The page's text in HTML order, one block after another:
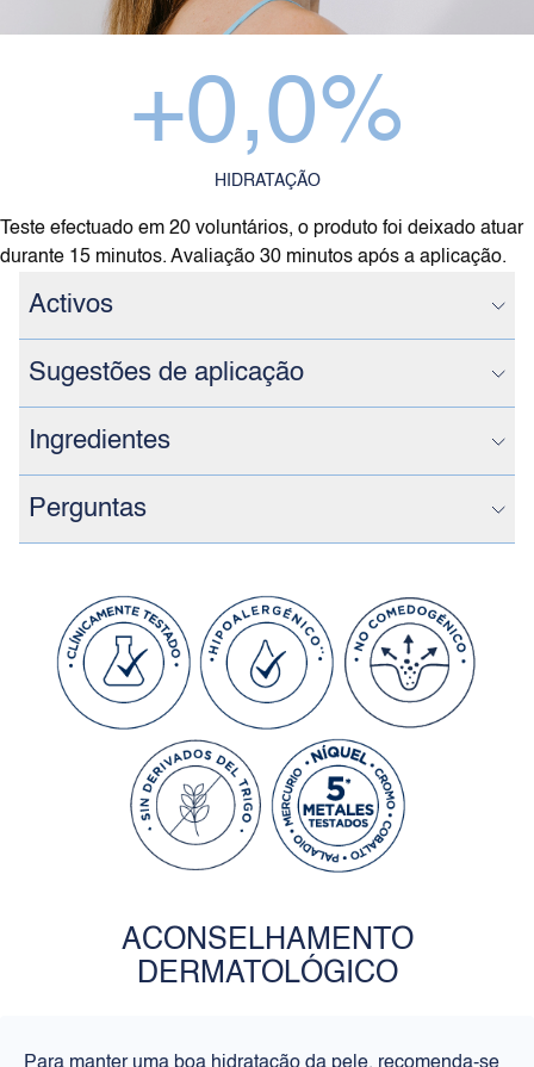
+0,0%
HIDRATAÇÃO
Teste efectuado em 20 voluntários, o produto foi deixado atuar
durante 15 minutos. Avaliação 30 minutos após a aplicação.
Activos
Sugestões de aplicação
Ingredientes
Perguntas
ACONSELHAMENTO
DERMATOLÓGICO